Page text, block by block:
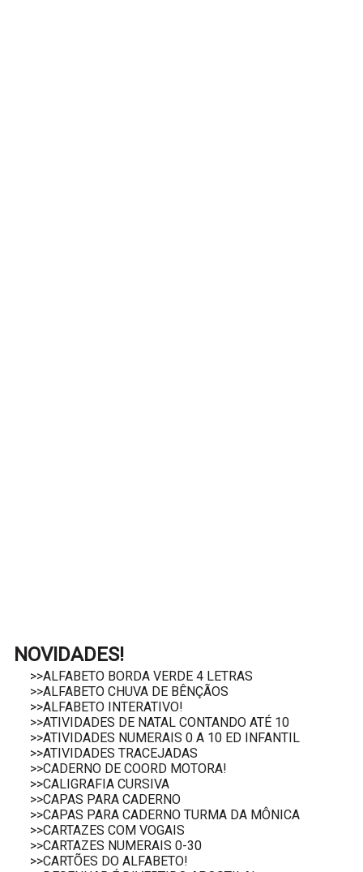
NOVIDADES!
>>ALFABETO BORDA VERDE 4 LETRAS
>>ALFABETO CHUVA DE BÊNÇÃOS
>>ALFABETO INTERATIVO!
>>ATIVIDADES DE NATAL CONTANDO ATÉ 10
>>ATIVIDADES NUMERAIS 0 A 10 ED INFANTIL
>>ATIVIDADES TRACEJADAS
>>CADERNO DE COORD MOTORA!
>>CALIGRAFIA CURSIVA
>>CAPAS PARA CADERNO
>>CAPAS PARA CADERNO TURMA DA MÔNICA
>>CARTAZES COM VOGAIS
>>CARTAZES NUMERAIS 0-30
>>CARTÕES DO ALFABETO!